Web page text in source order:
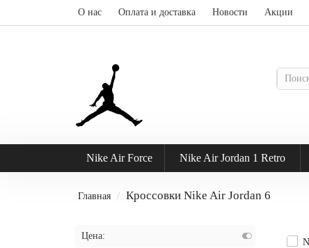
О нас Оплата и доставка Новости Акции
Nike Air Force Nike Air Jordan 1 Retro
Главная Кроссовки Nike Air Jordan 6
Цена: